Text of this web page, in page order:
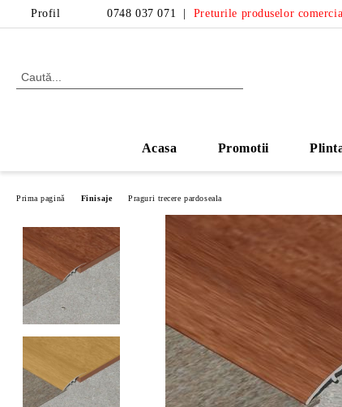
Profil 0748 037 071 Preturile produselor
Acasa Promotii
Prima pagină Finisaje Praguri trecere pardoseala